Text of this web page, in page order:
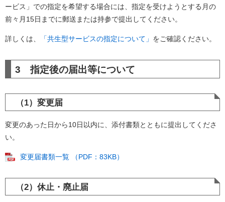
ービス」での指定を希望する場合には、指定を受けようとする月の
前々月15日までに郵送または持参で提出してください。
詳しくは、 「共生型サービスの指定について」 をご確認ください。
3 指定後の届出等について
（1）変更届
変更のあった日から10日以内に、添付書類とともに提出してくださ
い。
変更届書類一覧 （PDF：83KB）
（2）休止・廃止届